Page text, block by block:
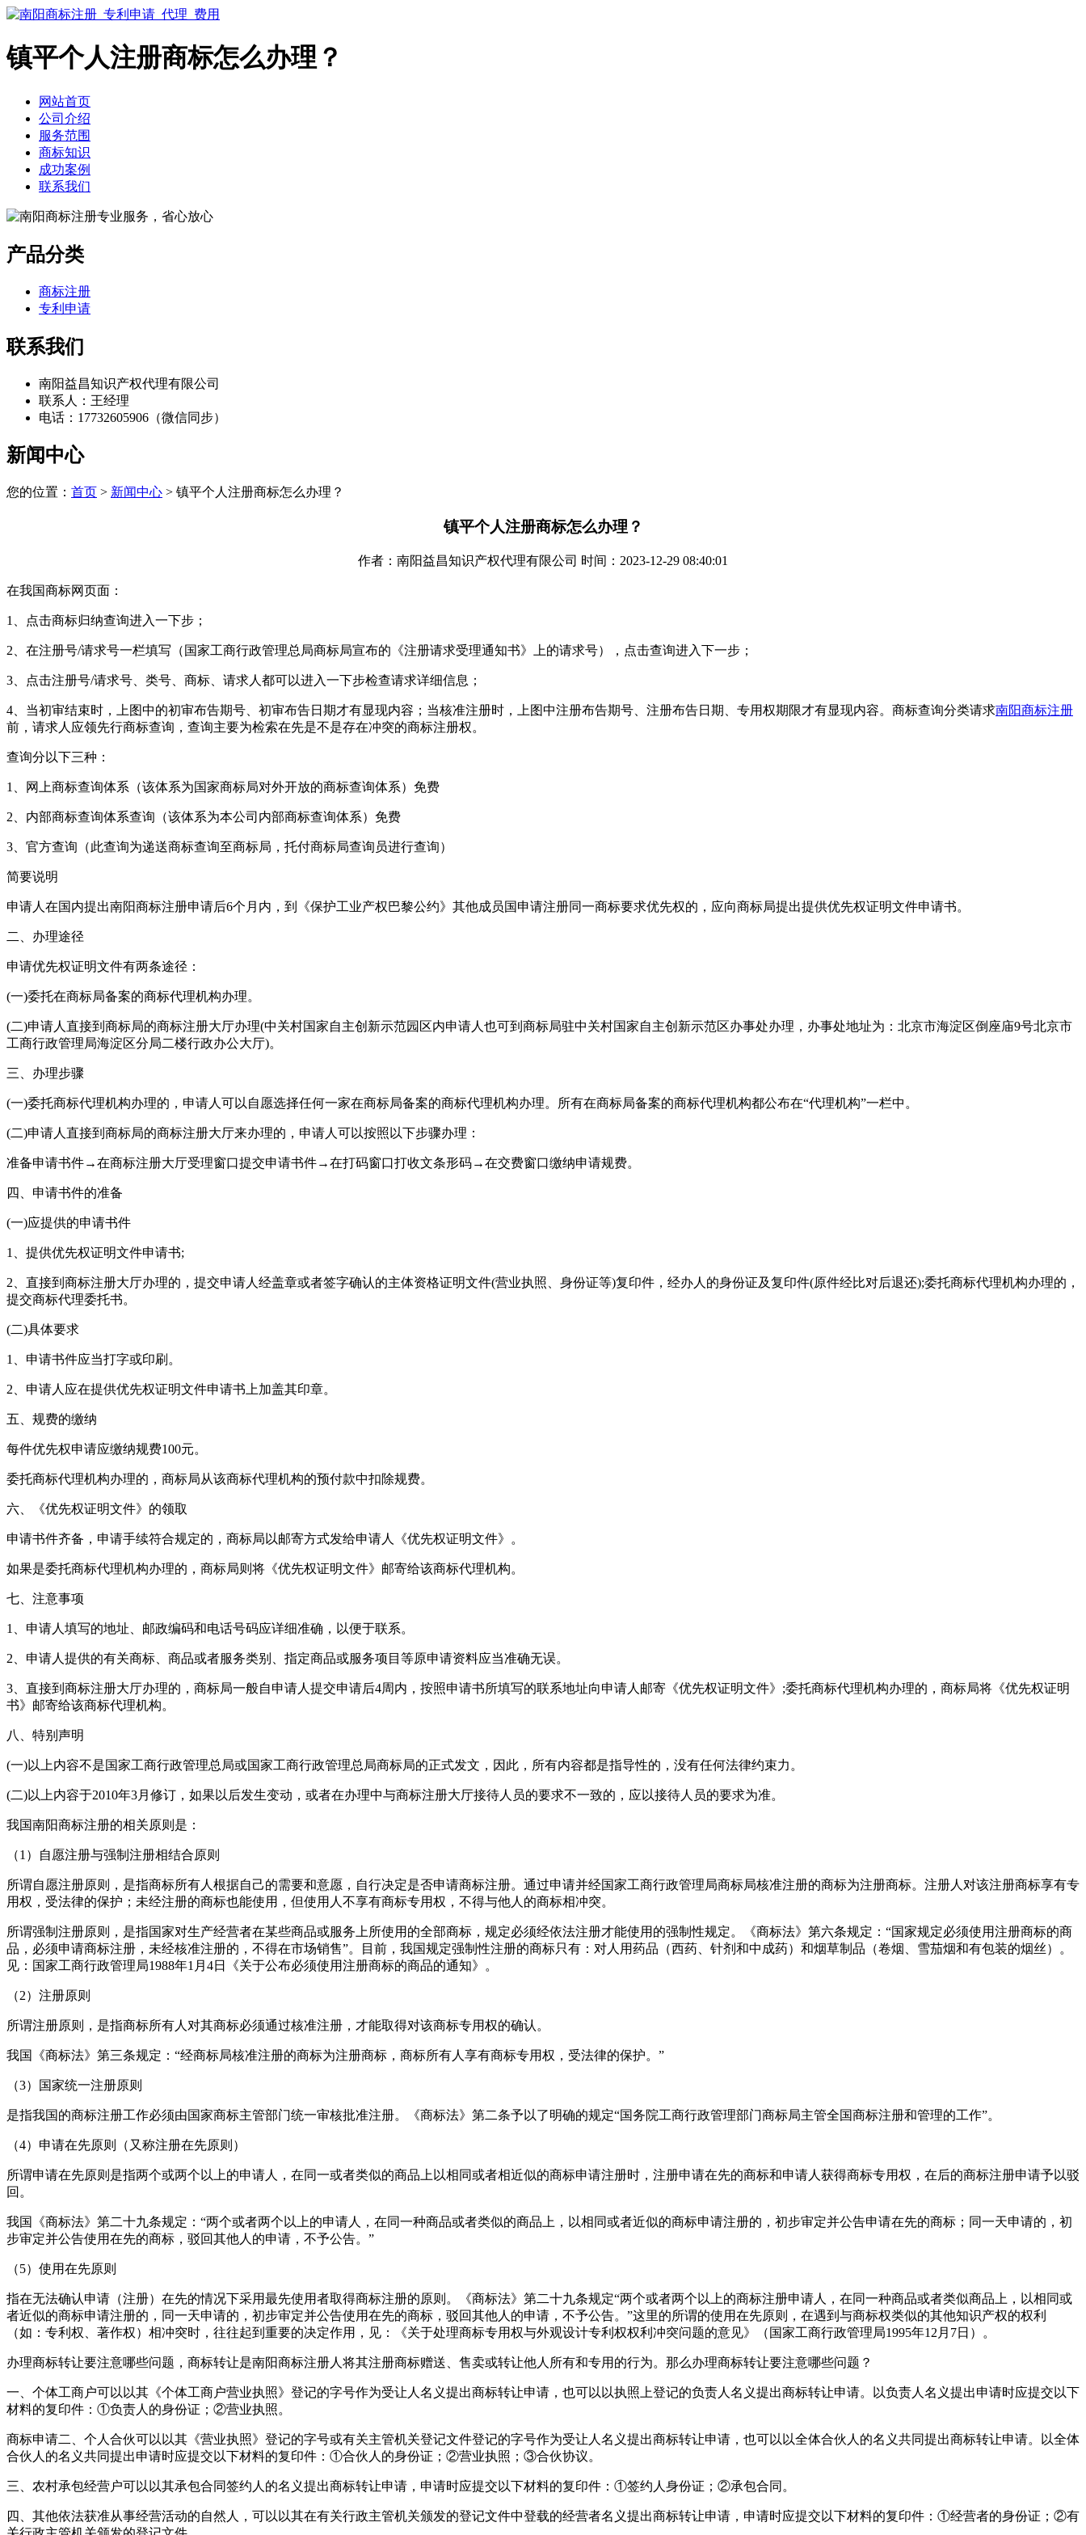
镇平个人注册商标怎么办理？
网站首页
公司介绍
服务范围
商标知识
成功案例
联系我们
产品分类
商标注册
专利申请
联系我们
南阳益昌知识产权代理有限公司
联系人：王经理
电话：17732605906（微信同步）
新闻中心
您的位置： 首页 > 新闻中心 > 镇平个人注册商标怎么办理？
镇平个人注册商标怎么办理？
作者：南阳益昌知识产权代理有限公司 时间：2023-12-29 08:40:01
在我国商标网页面：
1、点击商标归纳查询进入一下步；
2、在注册号/请求号一栏填写（国家工商行政管理总局商标局宣布的《注册请求受理通知书》上的请求号），点击查询进入下一步；
3、点击注册号/请求号、类号、商标、请求人都可以进入一下步检查请求详细信息；
4、当初审结束时，上图中的初审布告期号、初审布告日期才有显现内容；当核准注册时，上图中注册布告期号、注册布告日期、专用权期限才有显现内容。商标查询分类请求南阳商标注册
前，请求人应领先行商标查询，查询主要为检索在先是不是存在冲突的商标注册权。
查询分以下三种：
1、网上商标查询体系（该体系为国家商标局对外开放的商标查询体系）免费
2、内部商标查询体系查询（该体系为本公司内部商标查询体系）免费
3、官方查询（此查询为递送商标查询至商标局，托付商标局查询员进行查询）
简要说明
申请人在国内提出南阳商标注册申请后6个月内，到《保护工业产权巴黎公约》其他成员国申请注册同一商标要求优先权的，应向商标局提出提供优先权证明文件申请书。
二、办理途径
申请优先权证明文件有两条途径：
(一)委托在商标局备案的商标代理机构办理。
(二)申请人直接到商标局的商标注册大厅办理(中关村国家自主创新示范园区内申请人也可到商标局驻中关村国家自主创新示范区办事处办理，办事处地址为：北京市海淀区倒座庙9号北京市
工商行政管理局海淀区分局二楼行政办公大厅)。
三、办理步骤
(一)委托商标代理机构办理的，申请人可以自愿选择任何一家在商标局备案的商标代理机构办理。所有在商标局备案的商标代理机构都公布在“代理机构”一栏中。
(二)申请人直接到商标局的商标注册大厅来办理的，申请人可以按照以下步骤办理：
准备申请书件→在商标注册大厅受理窗口提交申请书件→在打码窗口打收文条形码→在交费窗口缴纳申请规费。
四、申请书件的准备
(一)应提供的申请书件
1、提供优先权证明文件申请书;
2、直接到商标注册大厅办理的，提交申请人经盖章或者签字确认的主体资格证明文件(营业执照、身份证等)复印件，经办人的身份证及复印件(原件经比对后退还);委托商标代理机构办理的，
提交商标代理委托书。
(二)具体要求
1、申请书件应当打字或印刷。
2、申请人应在提供优先权证明文件申请书上加盖其印章。
五、规费的缴纳
每件优先权申请应缴纳规费100元。
委托商标代理机构办理的，商标局从该商标代理机构的预付款中扣除规费。
六、《优先权证明文件》的领取
申请书件齐备，申请手续符合规定的，商标局以邮寄方式发给申请人《优先权证明文件》。
如果是委托商标代理机构办理的，商标局则将《优先权证明文件》邮寄给该商标代理机构。
七、注意事项
1、申请人填写的地址、邮政编码和电话号码应详细准确，以便于联系。
2、申请人提供的有关商标、商品或者服务类别、指定商品或服务项目等原申请资料应当准确无误。
3、直接到商标注册大厅办理的，商标局一般自申请人提交申请后4周内，按照申请书所填写的联系地址向申请人邮寄《优先权证明文件》;委托商标代理机构办理的，商标局将《优先权证明
书》邮寄给该商标代理机构。
八、特别声明
(一)以上内容不是国家工商行政管理总局或国家工商行政管理总局商标局的正式发文，因此，所有内容都是指导性的，没有任何法律约束力。
(二)以上内容于2010年3月修订，如果以后发生变动，或者在办理中与商标注册大厅接待人员的要求不一致的，应以接待人员的要求为准。
我国南阳商标注册的相关原则是：
（1）自愿注册与强制注册相结合原则
所谓自愿注册原则，是指商标所有人根据自己的需要和意愿，自行决定是否申请商标注册。通过申请并经国家工商行政管理局商标局核准注册的商标为注册商标。注册人对该注册商标享有专
用权，受法律的保护；未经注册的商标也能使用，但使用人不享有商标专用权，不得与他人的商标相冲突。
所谓强制注册原则，是指国家对生产经营者在某些商品或服务上所使用的全部商标，规定必须经依法注册才能使用的强制性规定。《商标法》第六条规定：“国家规定必须使用注册商标的商
品，必须申请商标注册，未经核准注册的，不得在市场销售”。目前，我国规定强制性注册的商标只有：对人用药品（西药、针剂和中成药）和烟草制品（卷烟、雪茄烟和有包装的烟丝）。
见：国家工商行政管理局1988年1月4日《关于公布必须使用注册商标的商品的通知》。
（2）注册原则
所谓注册原则，是指商标所有人对其商标必须通过核准注册，才能取得对该商标专用权的确认。
我国《商标法》第三条规定：“经商标局核准注册的商标为注册商标，商标所有人享有商标专用权，受法律的保护。”
（3）国家统一注册原则
是指我国的商标注册工作必须由国家商标主管部门统一审核批准注册。《商标法》第二条予以了明确的规定“国务院工商行政管理部门商标局主管全国商标注册和管理的工作”。
（4）申请在先原则（又称注册在先原则）
所谓申请在先原则是指两个或两个以上的申请人，在同一或者类似的商品上以相同或者相近似的商标申请注册时，注册申请在先的商标和申请人获得商标专用权，在后的商标注册申请予以驳
回。
我国《商标法》第二十九条规定：“两个或者两个以上的申请人，在同一种商品或者类似的商品上，以相同或者近似的商标申请注册的，初步审定并公告申请在先的商标；同一天申请的，初
步审定并公告使用在先的商标，驳回其他人的申请，不予公告。”
（5）使用在先原则
指在无法确认申请（注册）在先的情况下采用最先使用者取得商标注册的原则。《商标法》第二十九条规定“两个或者两个以上的商标注册申请人，在同一种商品或者类似商品上，以相同或
者近似的商标申请注册的，同一天申请的，初步审定并公告使用在先的商标，驳回其他人的申请，不予公告。”这里的所谓的使用在先原则，在遇到与商标权类似的其他知识产权的权利
（如：专利权、著作权）相冲突时，往往起到重要的决定作用，见：《关于处理商标专用权与外观设计专利权权利冲突问题的意见》（国家工商行政管理局1995年12月7日）。
办理商标转让要注意哪些问题，商标转让是南阳商标注册人将其注册商标赠送、售卖或转让他人所有和专用的行为。那么办理商标转让要注意哪些问题？
一、个体工商户可以以其《个体工商户营业执照》登记的字号作为受让人名义提出商标转让申请，也可以以执照上登记的负责人名义提出商标转让申请。以负责人名义提出申请时应提交以下
材料的复印件：①负责人的身份证；②营业执照。
商标申请二、个人合伙可以以其《营业执照》登记的字号或有关主管机关登记文件登记的字号作为受让人名义提出商标转让申请，也可以以全体合伙人的名义共同提出商标转让申请。以全体
合伙人的名义共同提出申请时应提交以下材料的复印件：①合伙人的身份证；②营业执照；③合伙协议。
三、农村承包经营户可以以其承包合同签约人的名义提出商标转让申请，申请时应提交以下材料的复印件：①签约人身份证；②承包合同。
四、其他依法获准从事经营活动的自然人，可以以其在有关行政主管机关颁发的登记文件中登载的经营者名义提出商标转让申请，申请时应提交以下材料的复印件：①经营者的身份证；②有